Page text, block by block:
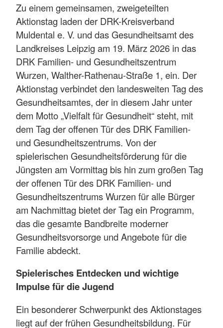
Zu einem gemeinsamen, zweigeteilten
Aktionstag laden der DRK-Kreisverband
Muldental e. V. und das Gesundheitsamt des
Landkreises Leipzig am 19. März 2026 in das
DRK Familien- und Gesundheitszentrum
Wurzen, Walther-Rathenau-Straße 1, ein. Der
Aktionstag verbindet den landesweiten Tag des
Gesundheitsamtes, der in diesem Jahr unter
dem Motto „Vielfalt für Gesundheit“ steht, mit
dem Tag der offenen Tür des DRK Familien-
und Gesundheitszentrums. Von der
spielerischen Gesundheitsförderung für die
Jüngsten am Vormittag bis hin zum großen Tag
der offenen Tür des DRK Familien- und
Gesundheitszentrums Wurzen für alle Bürger
am Nachmittag bietet der Tag ein Programm,
das die gesamte Bandbreite moderner
Gesundheitsvorsorge und Angebote für die
Familie abdeckt.
Spielerisches Entdecken und wichtige
Impulse für die Jugend
Ein besonderer Schwerpunkt des Aktionstages
liegt auf der frühen Gesundheitsbildung. Für